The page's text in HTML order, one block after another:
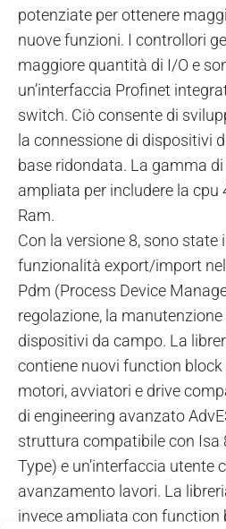
potenziate per ottenere
nuove funzioni. I controllori
maggiore quantità di I/O e
un’interfaccia Profinet
switch. Ciò consente di
la connessione di dispositivi
base ridondata. La gamma
ampliata per includere la cpu
Ram.
Con la versione 8, sono
funzionalità export/import
Pdm (Process Device
regolazione, la
dispositivi da campo. La
contiene nuovi function block
motori, avviatori e drive
di engineering avanzato
struttura compatibile con Isa
Type) e un’interfaccia utente
avanzamento lavori. La
invece ampliata con function